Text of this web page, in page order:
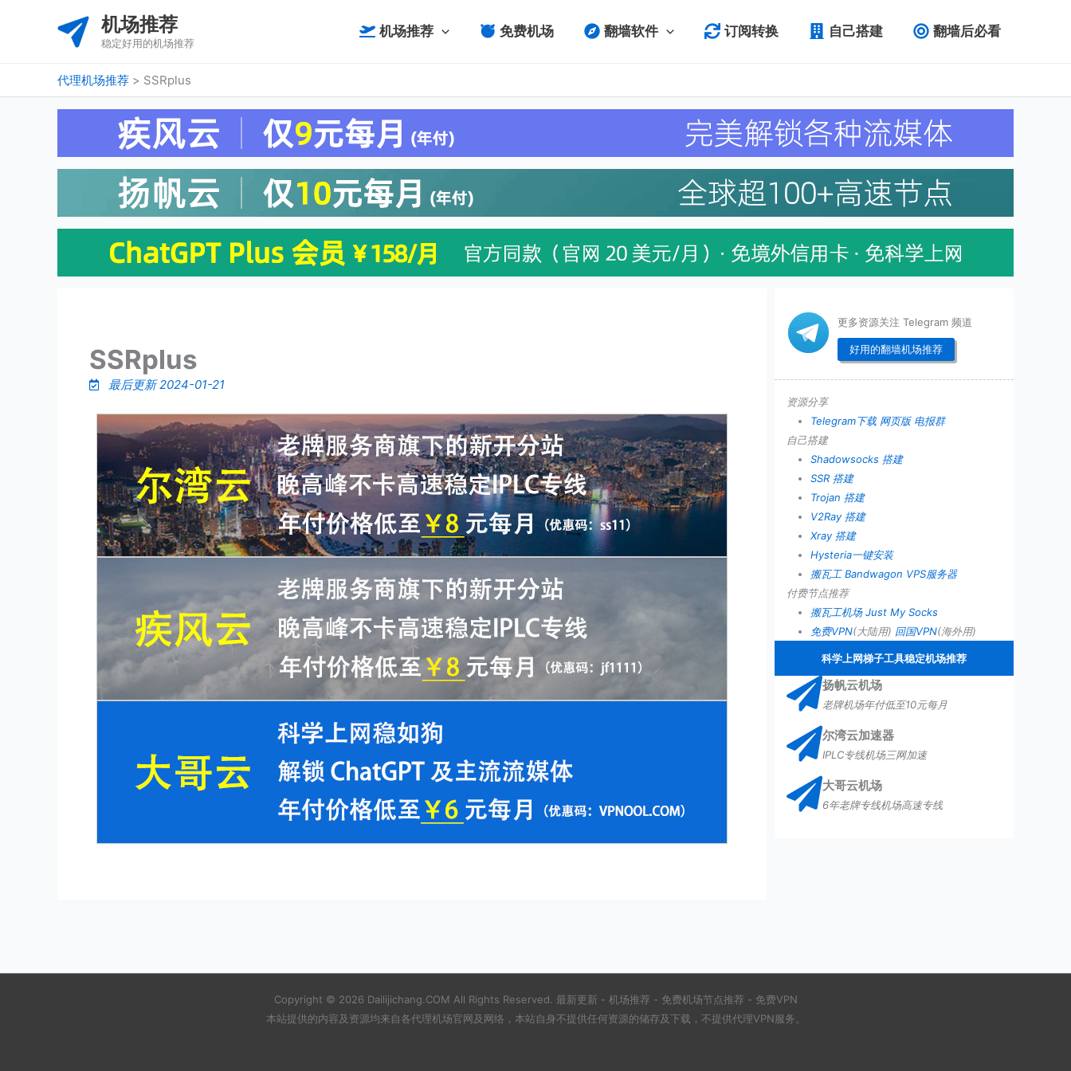
容
机场推荐
稳定好用的机场推荐
机场推荐 免费机场 翻墙软件 订阅转换 自己搭建 翻墙后必看
代理机场推荐 > SSRplus
SSRplus
最后更新 2024-01-21
更多资源关注 Telegram 频道
好用的翻墙机场推荐
资源分享
Telegram下载 网页版 电报群
自己搭建
Shadowsocks 搭建
SSR 搭建
Trojan 搭建
V2Ray 搭建
Xray 搭建
Hysteria一键安装
搬瓦工 Bandwagon VPS服务器
付费节点推荐
搬瓦工机场 Just My Socks
免费VPN(大陆用) 回国VPN(海外用)
科学上网梯子工具稳定机场推荐
扬帆云机场
老牌机场年付低至10元每月
尔湾云加速器
IPLC专线机场三网加速
大哥云机场
6年老牌专线机场高速专线
Copyright © 2026 Dailijichang.COM All Rights Reserved. 最新更新 - 机场推荐 - 免费机场节点推荐 - 免费VPN
本站提供的内容及资源均来自各代理机场官网及网络，本站自身不提供任何资源的储存及下载，不提供代理VPN服务。